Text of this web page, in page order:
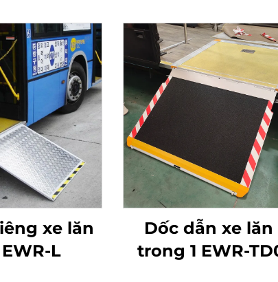
xe lăn
L
Dốc dẫn xe lăn
trong 1 EWR-